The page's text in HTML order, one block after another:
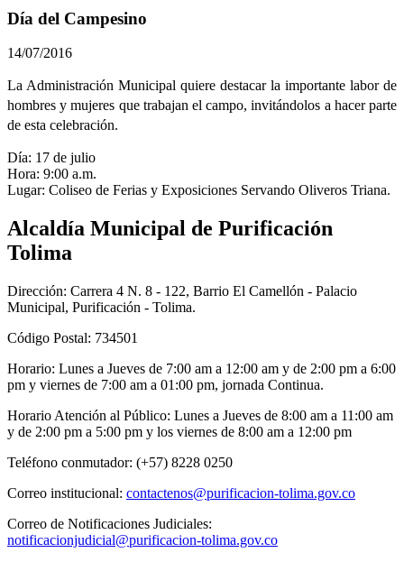
Día del Campesino
14/07/2016
La Administración Municipal quiere destacar la importante labor de
hombres y mujeres que trabajan el campo, invitándolos a hacer parte
de esta celebración.
Día: 17 de julio
Hora: 9:00 a.m.​
Lugar: Coliseo de Ferias y Exposiciones Servando Oliveros Triana.
Alcaldía Municipal de Purificación
Tolima
Dirección: Carrera 4 N. 8 - 122, Barrio El Camellón - Palacio
Municipal, Purificación - Tolima.
Código Postal: 734501
Horario: Lunes a Jueves de 7:00 am a 12:00 am y de 2:00 pm a 6:00
pm y viernes de 7:00 am a 01:00 pm, jornada Continua.
Horario Atención al Público: Lunes a Jueves de 8:00 am a 11:00 am
y de 2:00 pm a 5:00 pm y los viernes de 8:00 am a 12:00 pm
Teléfono conmutador: (+57) 8228 0250
Correo institucional: contactenos@purificacion-tolima.gov.co
Correo de Notificaciones Judiciales:
notificacionjudicial@purificacion-tolima.gov.co